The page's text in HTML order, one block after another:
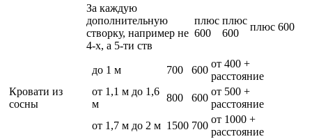
За каждую
дополнительную
створку, например не
4-х, а 5-ти ств
плюс
600
плюс
600
плюс 600
Кровати из
сосны
до 1 м 700 600
от 400 +
расстояние
от 1,1 м до 1,6
м
800 600
от 500 +
расстояние
от 1,7 м до 2 м 1500 700
от 1000 +
расстояние